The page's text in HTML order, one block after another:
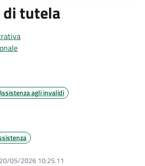
tutela
agli invalidi
20/05/2026 10:25.11